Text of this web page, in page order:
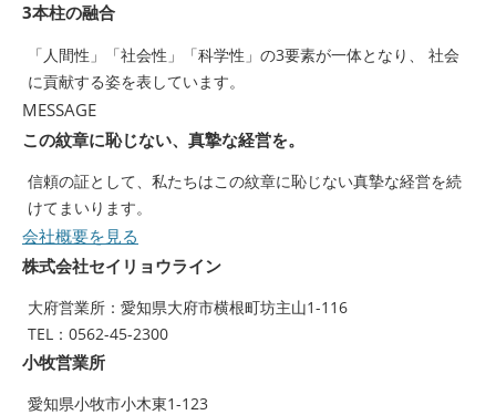
3本柱の融合
「人間性」「社会性」「科学性」の3要素が一体となり、 社会
に貢献する姿を表しています。
MESSAGE
この紋章に恥じない、真摯な経営を。
信頼の証として、私たちはこの紋章に恥じない真摯な経営を続
けてまいります。
会社概要を見る
株式会社セイリョウライン
大府営業所：愛知県大府市横根町坊主山1-116
TEL：0562-45-2300
小牧営業所
愛知県小牧市小木東1-123